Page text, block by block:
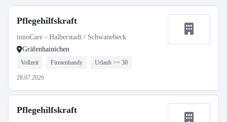
Pflegehilfskraft
innoCare - Halberstadt / Schwanebeck
Gräfenhainichen
Vollzeit Firmenhandy Urlaub >= 30
28.07.2026
Pflegehilfskraft